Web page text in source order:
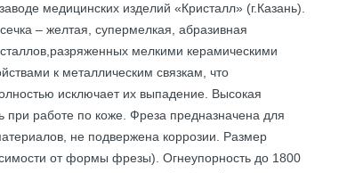
медицинских изделий «Кристалл» (г.Казань).
– желтая, супермелкая, абразивная
мелкими керамическими
к металлическим связкам, что
исключает их выпадение. Высокая
при работе по коже. Фреза предназначена для
не подвержена коррозии. Размер
от формы фрезы). Огнеупорность до 1800